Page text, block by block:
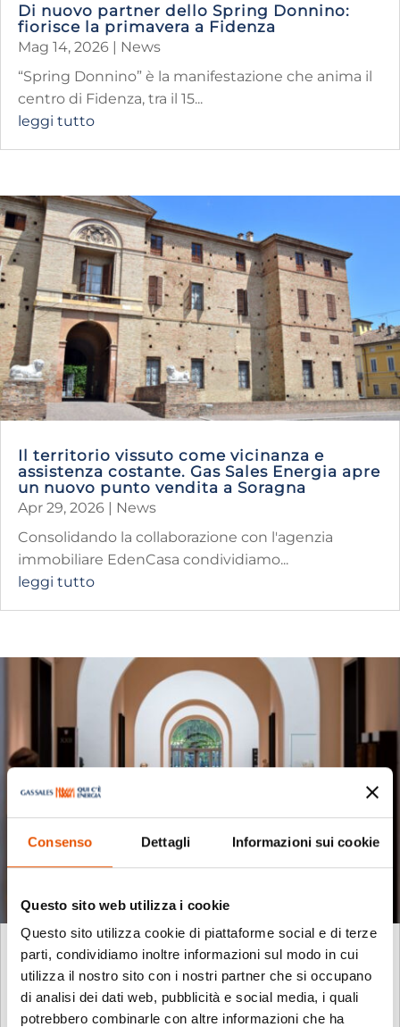
Consenso Dettagli Informazioni sui cookie
Questo sito web utilizza i cookie
Questo sito utilizza cookie di piattaforme social e di terze
parti, condividiamo inoltre informazioni sul modo in cui
utilizza il nostro sito con i nostri partner che si occupano
di analisi dei dati web, pubblicità e social media, i quali
potrebbero combinarle con altre informazioni che ha
Di nuovo partner dello Spring Donnino:
fiorisce la primavera a Fidenza
Mag 14, 2026 | News
“Spring Donnino” è la manifestazione che anima il
centro di Fidenza, tra il 15...
leggi tutto
Il territorio vissuto come vicinanza e
assistenza costante. Gas Sales Energia apre
un nuovo punto vendita a Soragna
Apr 29, 2026
News
Consolidando la collaborazione con l'agenzia
immobiliare EdenCasa condividiamo...
leggi tutto
Gas Sales per la Ricci Oddi: l’energia che
accende l’arte a Piacenza
Apr 28, 2026|News Piacenza